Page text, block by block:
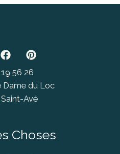
56 26
Dame du Loc
Avé
Choses